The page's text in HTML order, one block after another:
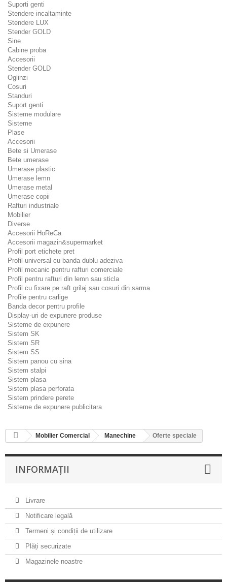
Suporti genti
Stendere incaltaminte
Stendere LUX
Stender GOLD
Sine
Cabine proba
Accesorii
Stender GOLD
Oglinzi
Cosuri
Standuri
Suport genti
Sisteme modulare
Sisteme
Plase
Accesorii
Bete si Umerase
Bete umerase
Umerase plastic
Umerase lemn
Umerase metal
Umerase copii
Rafturi industriale
Mobilier
Diverse
Accesorii HoReCa
Accesorii magazin&supermarket
Profil port etichete pret
Profil universal cu banda dublu adeziva
Profil mecanic pentru rafturi comerciale
Profil pentru rafturi din lemn sau sticla
Profil cu fixare pe raft grilaj sau cosuri din sarma
Profile pentru carlige
Banda decor pentru profile
Display-uri de expunere produse
Sisteme de expunere
Sistem SK
Sistem SR
Sistem SS
Sistem panou cu sina
Sistem stalpi
Sistem plasa
Sistem plasa perforata
Sistem prindere perete
Sisteme de expunere publicitara
Mobilier Comercial Manechine Oferte speciale
INFORMAȚII
Livrare
Notificare legală
Termeni și condiții de utilizare
Plăți securizate
Magazinele noastre